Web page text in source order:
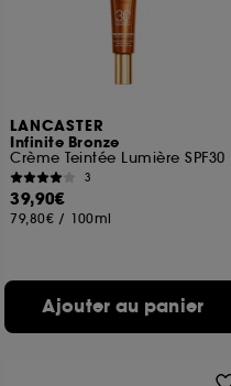
LANCASTER
Infinite Bronze
Crème Teintée Lumière SPF30
3
39,90€
79,80€ / 100ml
Ajouter au panier